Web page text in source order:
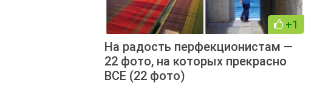
+1
На радость перфекционистам —
22 фото, на которых прекрасно
ВСЕ (22 фото)